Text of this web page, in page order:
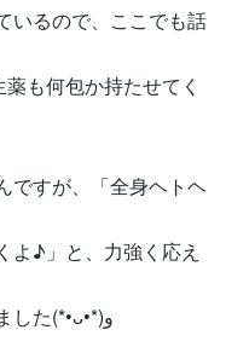
いるので、ここでも話
も何包か持たせてく
ですが、「全身ヘトヘ
よ♪」と、力強く応え
心身ともに軽くなって帰ってこれました(*•ᴗ•*)و